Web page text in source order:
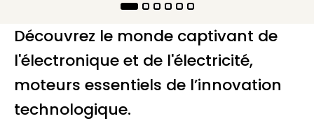
Découvrez le monde captivant de
l'électronique et de l'électricité,
moteurs essentiels de l’innovation
technologique.